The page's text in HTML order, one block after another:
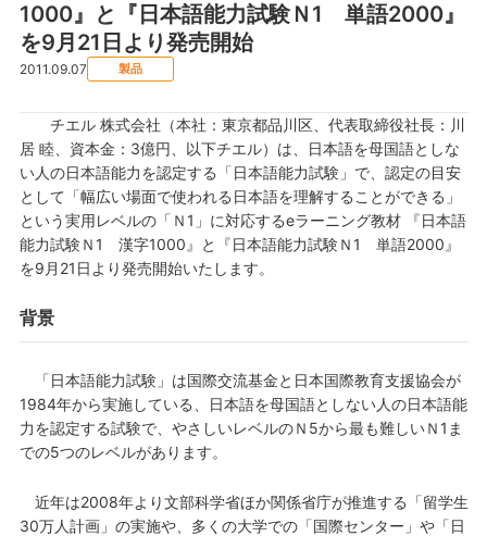
1000』と『日本語能力試験Ｎ1 単語2000』
を9月21日より発売開始
2011.09.07 製品
チエル 株式会社（本社：東京都品川区、代表取締役社長：川
居 睦、資本金：3億円、以下チエル）は、日本語を母国語としな
い人の日本語能力を認定する「日本語能力試験」で、認定の目安
として「幅広い場面で使われる日本語を理解することができる」
という実用レベルの「Ｎ1」に対応するeラーニング教材 『日本語
能力試験Ｎ1 漢字1000』と『日本語能力試験Ｎ1 単語2000』
を9月21日より発売開始いたします。
背景
「日本語能力試験」は国際交流基金と日本国際教育支援協会が
1984年から実施している、日本語を母国語としない人の日本語能
力を認定する試験で、やさしいレベルのＮ5から最も難しいＮ1ま
での5つのレベルがあります。
近年は2008年より文部科学省ほか関係省庁が推進する「留学生
30万人計画」の実施や、多くの大学での「国際センター」や「日